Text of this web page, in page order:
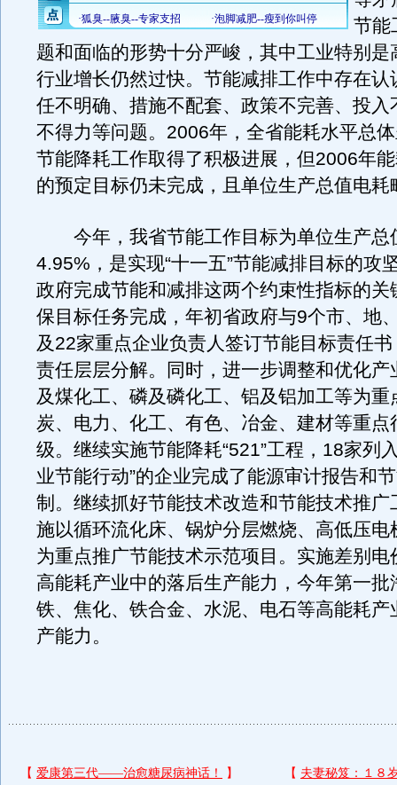
节能
题和面临的形势十分严峻，其中工业特别是
行业增长仍然过快。节能减排工作中存在认
任不明确、措施不配套、政策不完善、投入
不得力等问题。2006年，全省能耗水平总
节能降耗工作取得了积极进展，但2006年
的预定目标仍未完成，且单位生产总值电耗
今年，我省节能工作目标为单位生产总
4.95%，是实现“十一五”节能减排目标的攻
政府完成节能和减排这两个约束性指标的关
保目标任务完成，年初省政府与9个市、地
及22家重点企业负责人签订节能目标责任
责任层层分解。同时，进一步调整和优化产
及煤化工、磷及磷化工、铝及铝加工等为重
炭、电力、化工、有色、冶金、建材等重点
级。继续实施节能降耗“521”工程，18家列
业节能行动”的企业完成了能源审计报告和
制。继续抓好节能技术改造和节能技术推广
施以循环流化床、锅炉分层燃烧、高低压电
为重点推广节能技术示范项目。实施差别电
高能耗产业中的落后生产能力，今年第一批
铁、焦化、铁合金、水泥、电石等高能耗产
产能力。